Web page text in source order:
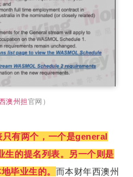
澳州担官网）
只有两个，一个是general
生的提名列表。另一个则是
毕业生的。 而本财年西澳州